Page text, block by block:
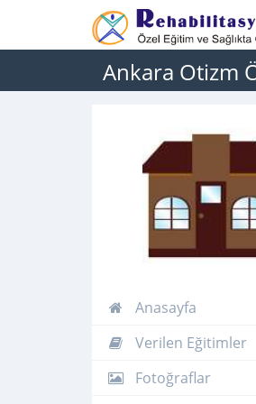
Ankara Otizm
Anasayfa
Verilen Eğitimler
Fotoğraflar